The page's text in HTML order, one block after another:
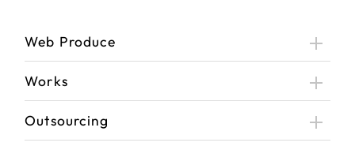
Web Produce
Works
Outsourcing